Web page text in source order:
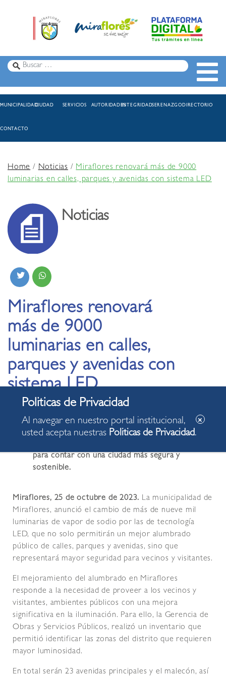
MUNICIPALIDADCIUDAD SERVICIOS AUTORIDADESINTEGRIDADSERENAZGODIRECTORIO
CONTACTO
Home/Noticias /Miraflores renovará más de 9000
luminarias en calles, parques y avenidas con sistema LED
Noticias
Miraflores renovará
más de 9000
luminarias en calles,
parques y avenidas con
sistema LED
25.10.2023
para contar con una ciudad más segura y
sostenible.
Miraflores, 25 de octubre de 2023. La municipalidad de
Miraflores, anunció el cambio de más de nueve mil
luminarias de vapor de sodio por las de tecnología
LED, que no solo permitirán un mejor alumbrado
público de calles, parques y avenidas, sino que
representará mayor seguridad para vecinos y visitantes.
El mejoramiento del alumbrado en Miraflores
responde a la necesidad de proveer a los vecinos y
visitantes, ambientes públicos con una mejora
significativa en la iluminación. Para ello, la Gerencia de
Obras y Servicios Públicos, realizó un inventario que
permitió identificar las zonas del distrito que requieren
mayor luminosidad.
En total serán 23 avenidas principales y el malecón, así
Al navegar en nuestro portal institucional,
usted acepta nuestras Politicas de Privacidad.